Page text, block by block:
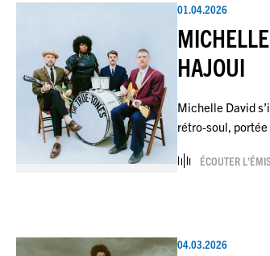
01.04.2026
HAJOUI
Michelle David
rétro-soul,
ÉCOUTER
04.03.2026